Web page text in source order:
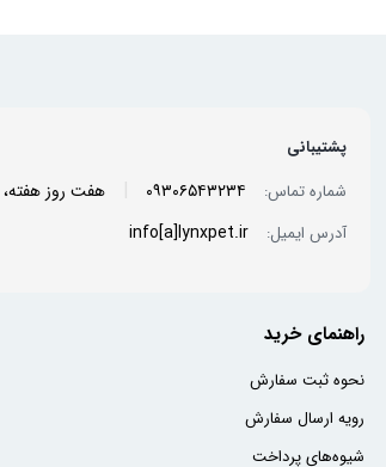
پشتیبانی
شماره تماس:
۰۹۳۰۶۵۴۳۲۳۴ هفت روز هفته، از ساعت ۹ الی ۲۲
آدرس ایمیل: info[a]lynxpet.ir
راهنمای خرید
نحوه ثبت سفارش
رویه ارسال سفارش
شیوه‌های پرداخت